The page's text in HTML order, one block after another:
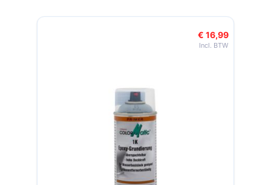
Navigeren door de elementen van de carrousel is mogelijk met
Druk om carrousel over te slaan
€ 16,99